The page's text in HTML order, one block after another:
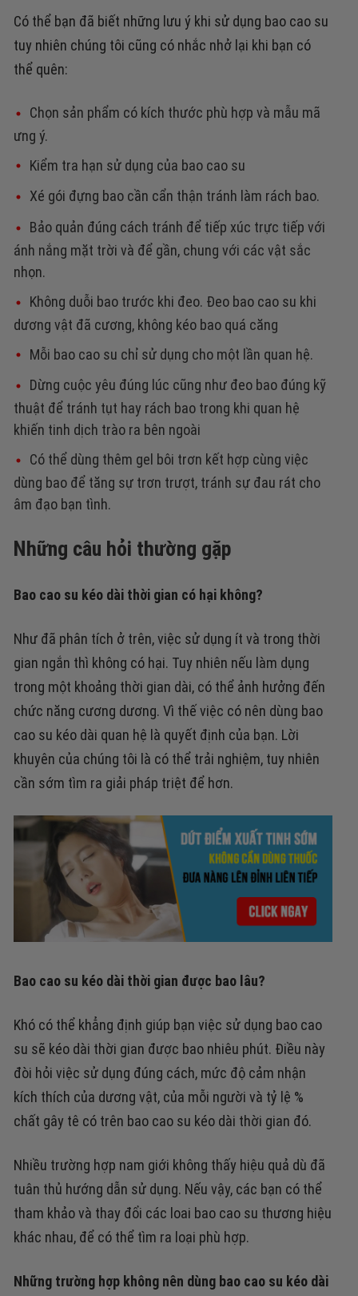
Có thể bạn đã biết những lưu ý khi sử dụng bao cao su
tuy nhiên chúng tôi cũng có nhắc nhở lại khi bạn có
thể quên:
Chọn sản phẩm có kích thước phù hợp và mẫu mã
ưng ý.
Kiểm tra hạn sử dụng của bao cao su
Xé gói đựng bao cần cẩn thận tránh làm rách bao.
Bảo quản đúng cách tránh để tiếp xúc trực tiếp với
ánh nắng mặt trời và để gần, chung với các vật sắc
nhọn.
Không duỗi bao trước khi đeo. Đeo bao cao su khi
dương vật đã cương, không kéo bao quá căng
Mỗi bao cao su chỉ sử dụng cho một lần quan hệ.
Dừng cuộc yêu đúng lúc cũng như đeo bao đúng kỹ
thuật để tránh tụt hay rách bao trong khi quan hệ
khiến tinh dịch trào ra bên ngoài
Có thể dùng thêm gel bôi trơn kết hợp cùng việc
dùng bao để tăng sự trơn trượt, tránh sự đau rát cho
âm đạo bạn tình.
Những câu hỏi thường gặp
Bao cao su kéo dài thời gian có hại không?
Như đã phân tích ở trên, việc sử dụng ít và trong thời
gian ngắn thì không có hại. Tuy nhiên nếu làm dụng
trong một khoảng thời gian dài, có thể ảnh hưởng đến
chức năng cương dương. Vì thế việc có nên dùng bao
cao su kéo dài quan hệ là quyết định của bạn. Lời
khuyên của chúng tôi là có thể trải nghiệm, tuy nhiên
cần sớm tìm ra giải pháp triệt để hơn.
Bao cao su kéo dài thời gian được bao lâu?
Khó có thể khẳng định giúp bạn việc sử dụng bao cao
su sẽ kéo dài thời gian được bao nhiêu phút. Điều này
đòi hỏi việc sử dụng đúng cách, mức độ cảm nhận
kích thích của dương vật, của mỗi người và tỷ lệ %
chất gây tê có trên bao cao su kéo dài thời gian đó.
Nhiều trường hợp nam giới không thấy hiệu quả dù đã
tuân thủ hướng dẫn sử dụng. Nếu vậy, các bạn có thể
tham khảo và thay đổi các loai bao cao su thương hiệu
khác nhau, để có thể tìm ra loại phù hợp.
Những trường hợp không nên dùng bao cao su kéo dài